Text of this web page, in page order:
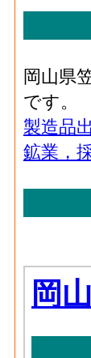
生産用
(2016)
生産用
(2016)
生産用
生産用
額等
石油･有
プラス
う工場
プラス
事業主
業 の'
チック
プラス
プラス
岡山県
です。
製造品
鉱業，